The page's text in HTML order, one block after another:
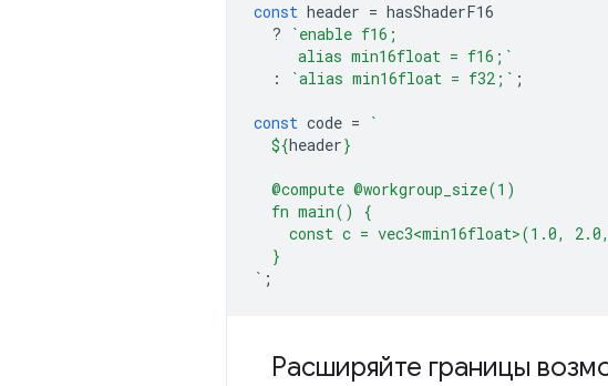
const header = hasShaderF16
?
`enable f16;
     alias min16float = f16;`
:
`alias min16float = f32;` ;
const code =
`
${header}
  @compute @workgroup_size(1)
  fn main() {
const c = vec3<min16float>(1.0,
  }
` ;
Расширяйте границы